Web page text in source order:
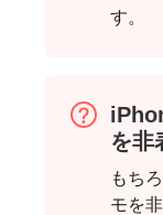
4。
す。
を非
もち
モを